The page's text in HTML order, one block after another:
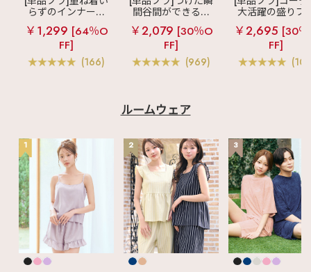
らずのインナーブ
ラ
リッチバスト
ブラトップ (ワイヤ
ー入り)
￥1,299 [64％O
FF]
(166)
間谷間ができるシ
ームレスブラ
超
盛ブラ(R) シームレ
ス 単品ブラジャー
￥2,079 [30％O
FF]
(969)
大活躍の盛りブ
ショートレン
ス ブラトップ 超
ブラ(R) 単品ブ
ャー
￥2,695 [30
FF]
ルームウェア
1 2 3